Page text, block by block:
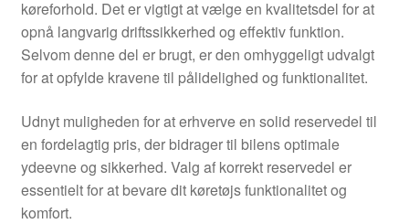
køreforhold. Det er vigtigt at vælge en kvalitetsdel for at
opnå langvarig driftssikkerhed og effektiv funktion.
Selvom denne del er brugt, er den omhyggeligt udvalgt
for at opfylde kravene til pålidelighed og funktionalitet.
Udnyt muligheden for at erhverve en solid reservedel til
en fordelagtig pris, der bidrager til bilens optimale
ydeevne og sikkerhed. Valg af korrekt reservedel er
essentielt for at bevare dit køretøjs funktionalitet og
komfort.